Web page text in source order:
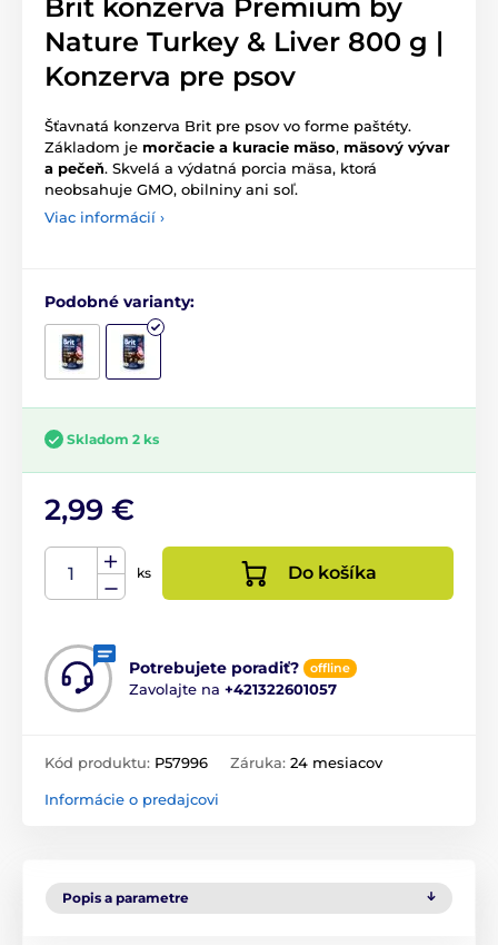
Brit konzerva Premium by
Nature Turkey & Liver 800 g |
Konzerva pre psov
Šťavnatá konzerva Brit pre psov vo forme paštéty.
Základom je morčacie a kuracie mäso, mäsový vývar
a pečeň. Skvelá a výdatná porcia mäsa, ktorá
neobsahuje GMO, obilniny ani soľ.
Viac informácií ›
Podobné varianty:
Skladom 2 ks
2,99 €
ks Do košíka
Potrebujete poradiť? offline
Zavolajte na +421322601057
Kód produktu: P57996 Záruka: 24 mesiacov
Informácie o predajcovi
Popis a parametre